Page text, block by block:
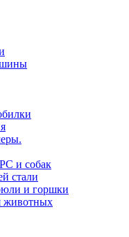
и собак
стали
и горшки
животных